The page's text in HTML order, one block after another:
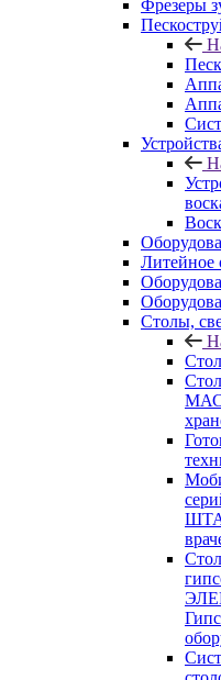
Фрезеры
Литейное
Cтолы,